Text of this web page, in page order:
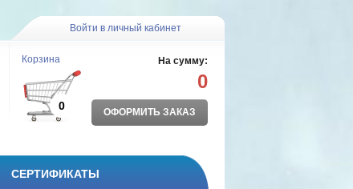
Войти в личный кабинет
Корзина
0
На сумму:
0
ОФОРМИТЬ ЗАКАЗ
СЕРТИФИКАТЫ